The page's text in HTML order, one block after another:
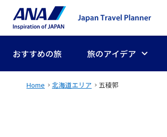
おすすめの旅 旅のアイデア
Home 北海道エリア 五稜郭